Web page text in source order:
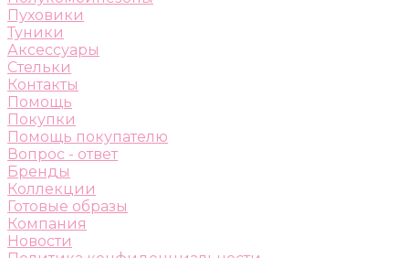
Пуховики
Туники
Аксессуары
Стельки
Контакты
Помощь
Покупки
Помощь покупателю
Вопрос - ответ
Бренды
Коллекции
Готовые образы
Компания
Новости